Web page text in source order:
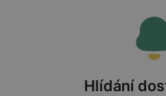
Hlídání